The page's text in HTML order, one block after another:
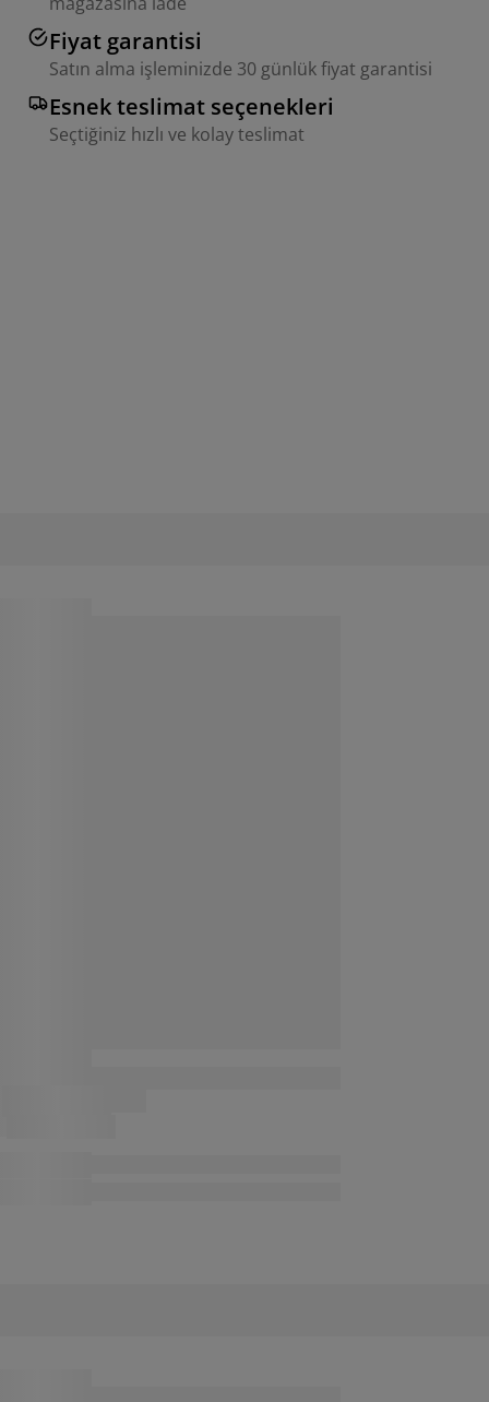
Fiyat garantisi
Satın alma işleminizde 30 günlük fiyat garantisi
Esnek teslimat seçenekleri
Seçtiğiniz hızlı ve kolay teslimat